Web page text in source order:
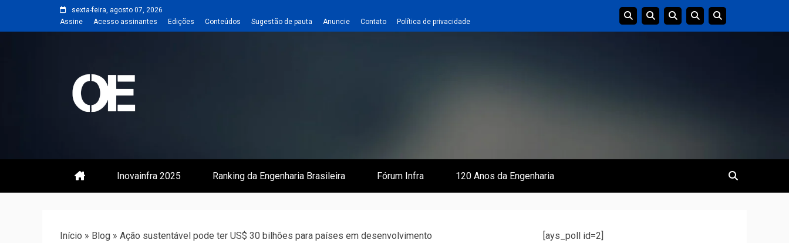
sexta-feira, agosto 07, 2026
Assine
Acesso assinantes Edições Conteúdos Sugestão de pauta Anuncie Contato Política de privacidade
Revista | O Empreiteiro
Inovainfra 2025 Ranking da Engenharia Brasileira Fórum Infra 120 Anos da Engenharia
Início » Blog » Ação sustentável pode ter US$ 30 bilhões para países em desenvolvimento [ays_poll id=2]